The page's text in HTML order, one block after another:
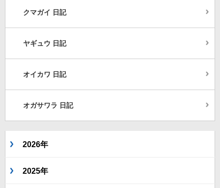
クマガイ 日記
ヤギュウ 日記
オイカワ 日記
オガサワラ 日記
2026年
2025年